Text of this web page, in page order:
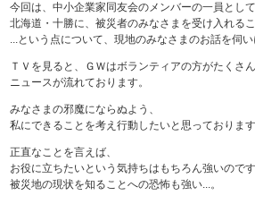
今回は、中小企業家同友会のメンバーの一員として
北海道・十勝に、被災者のみなさまを受け入れる
...という点について、現地のみなさまのお話を伺い
ＴＶを見ると、ＧＷはボランティアの方がたくさ
ニュースが流れております。
みなさまの邪魔にならぬよう、
私にできることを考え行動したいと思っております
正直なことを言えば、
お役に立ちたいという気持ちはもちろん強いのです
被災地の現状を知ることへの恐怖も強い...。